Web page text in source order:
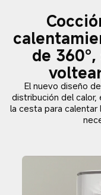
de
El nuevo diseño
distribución del
la cesta para